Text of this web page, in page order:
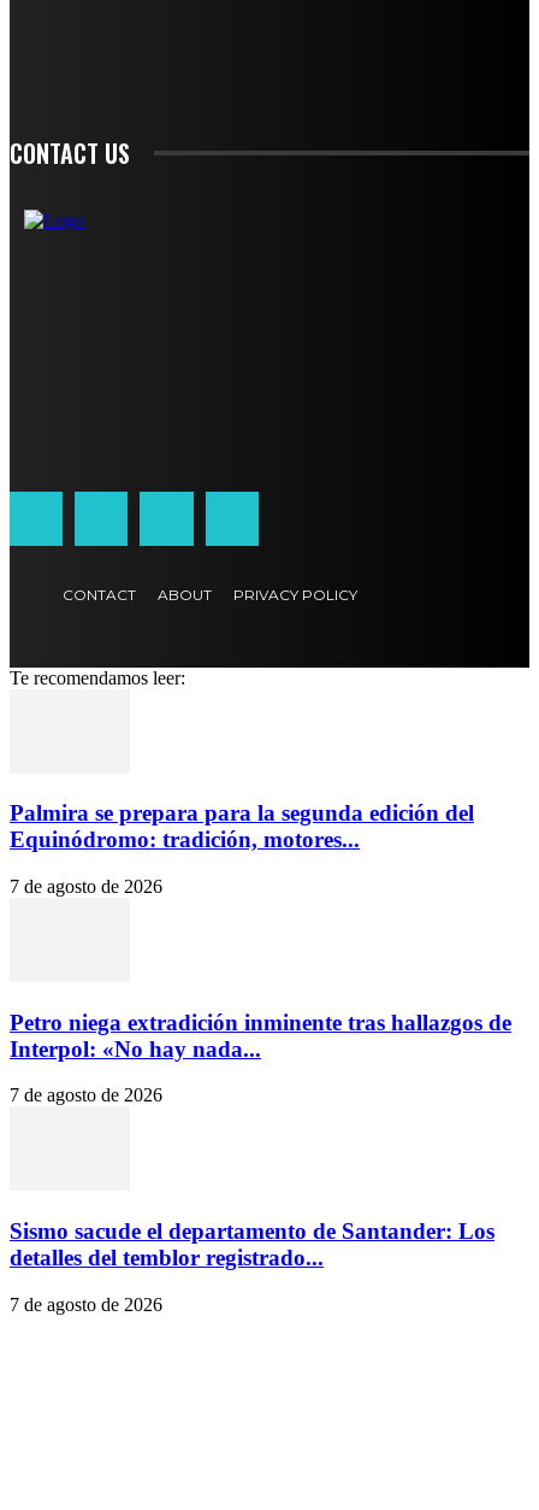
CONTACT US
CONTACT ABOUT PRIVACY POLICY
Te recomendamos leer:
Palmira se prepara para la segunda edición del
Equinódromo: tradición, motores...
7 de agosto de 2026
Petro niega extradición inminente tras hallazgos de
Interpol: «No hay nada...
7 de agosto de 2026
Sismo sacude el departamento de Santander: Los
detalles del temblor registrado...
7 de agosto de 2026